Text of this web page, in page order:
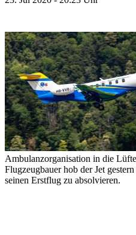
Ambulanzorganisation in die
Flugzeugbauer hob der Jet
seinen Erstflug zu absolvieren.